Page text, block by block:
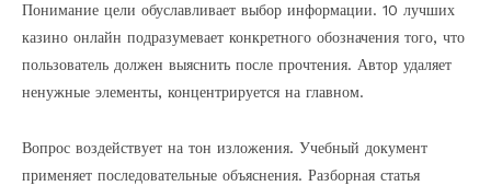
Понимание цели обуславливает выбор информации. 10 лучших
казино онлайн подразумевает конкретного обозначения того, что
пользователь должен выяснить после прочтения. Автор удаляет
ненужные элементы, концентрируется на главном.
Вопрос воздействует на тон изложения. Учебный документ
применяет последовательные объяснения. Разборная статья